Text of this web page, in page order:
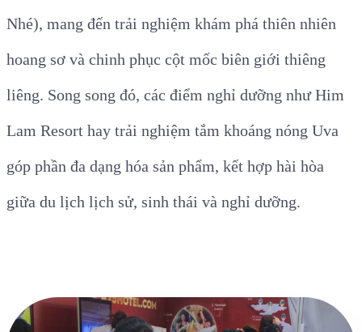
Nhé), mang đến trải nghiệm khám phá thiên nhiên
hoang sơ và chinh phục cột mốc biên giới thiêng
liêng. Song song đó, các điểm nghỉ dưỡng như Him
Lam Resort hay trải nghiệm tắm khoáng nóng Uva
góp phần đa dạng hóa sản phẩm, kết hợp hài hòa
giữa du lịch lịch sử, sinh thái và nghỉ dưỡng.